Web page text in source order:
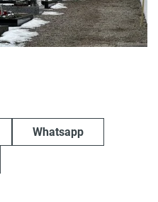
Whatsapp